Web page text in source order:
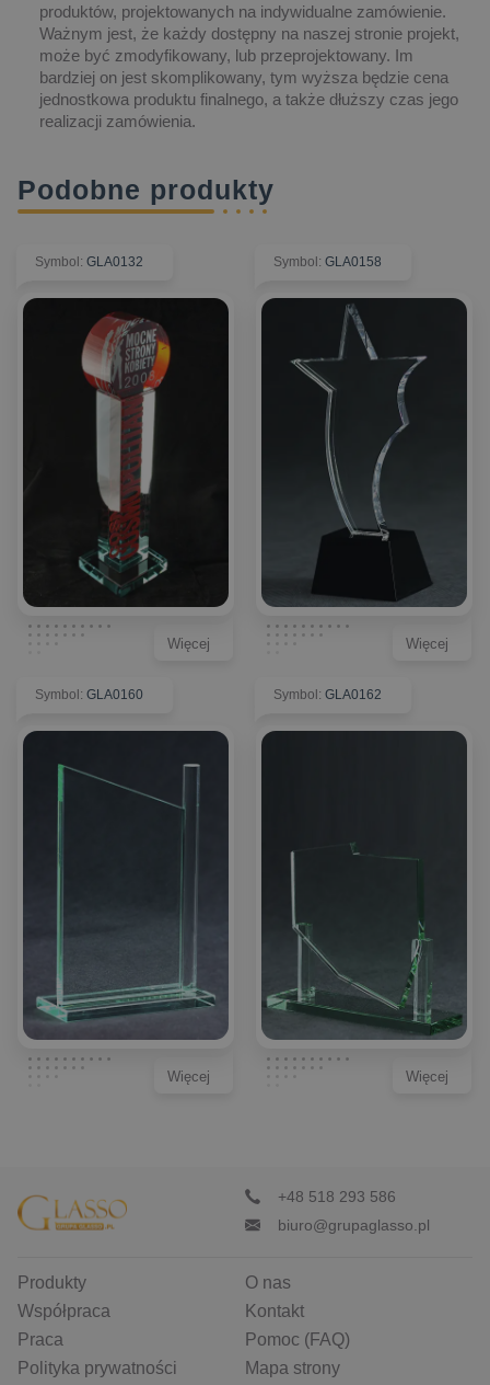
produktów, projektowanych na indywidualne zamówienie.
Ważnym jest, że każdy dostępny na naszej stronie projekt,
może być zmodyfikowany, lub przeprojektowany. Im
bardziej on jest skomplikowany, tym wyższa będzie cena
jednostkowa produktu finalnego, a także dłuższy czas jego
realizacji zamówienia.
Podobne produkty
Symbol: GLA0132
Więcej
Symbol: GLA0158
Więcej
Symbol: GLA0160
Więcej
Symbol: GLA0162
Więcej
+48 518 293 586
biuro@grupaglasso.pl
Produkty
O nas
Współpraca
Kontakt
Praca
Pomoc (FAQ)
Polityka prywatności
Mapa strony